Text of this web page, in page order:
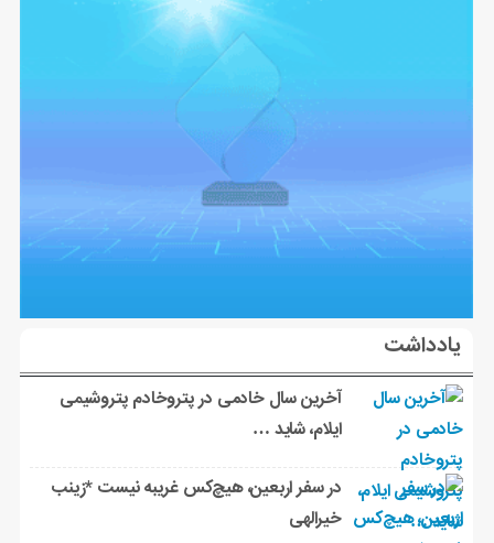
یادداشت
آخرین سال خادمی در پتروخادم پتروشیمی
ایلام، شاید …
در سفر اربعین، هیچ‌کس غریبه نیست *زینب
خیرالهی